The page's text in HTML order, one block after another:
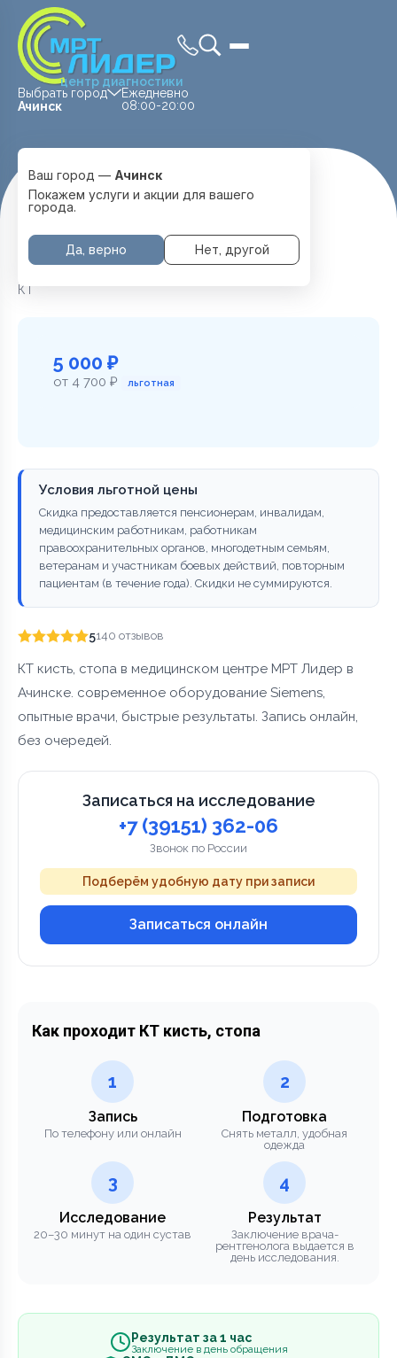
центр диагностики
Выбрать город
Ачинск
Ежедневно
08:00-20:00
Ваш город — Ачинск
Покажем услуги и акции для вашего
города.
Да, верно Нет, другой
Главная Услуги и цены КТ кисть, стопа
КТ кисть, стопа в Ачинске
КТ
5 000 ₽
от 4 700 ₽ льготная
Условия льготной цены
Скидка предоставляется пенсионерам, инвалидам,
медицинским работникам, работникам
правоохранительных органов, многодетным семьям,
ветеранам и участникам боевых действий, повторным
пациентам (в течение года). Скидки не суммируются.
5140 отзывов
КТ кисть, стопа в медицинском центре МРТ Лидер в
Ачинске. современное оборудование Siemens,
опытные врачи, быстрые результаты. Запись онлайн,
без очередей.
Записаться на исследование
+7 (39151) 362-06
Звонок по России
Подберём удобную дату при записи
Записаться онлайн
Как проходит КТ кисть, стопа
1
Запись
По телефону или онлайн
2
Подготовка
Снять металл, удобная
одежда
3
Исследование
20–30 минут на один сустав
4
Результат
Заключение врача-
рентгенолога выдается в
день исследования.
Результат за 1 час
Заключение в день обращения